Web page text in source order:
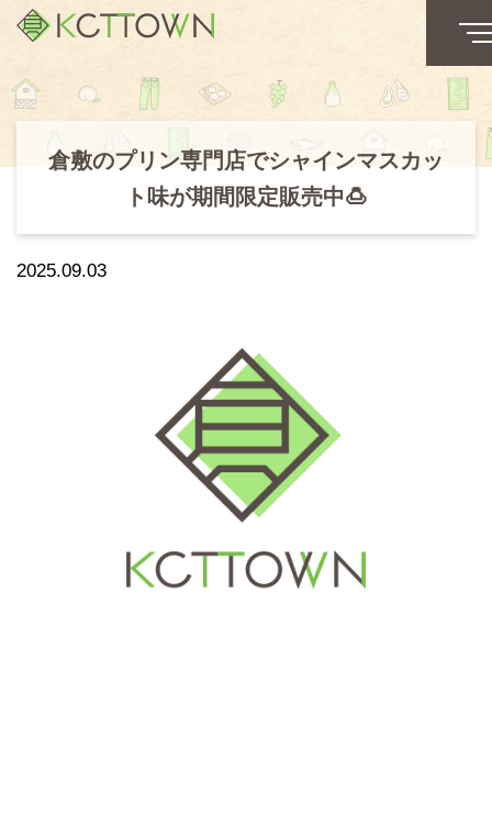
倉敷のプリン専門店でシャインマスカッ
ト味が期間限定販売中🍮
2025.09.03